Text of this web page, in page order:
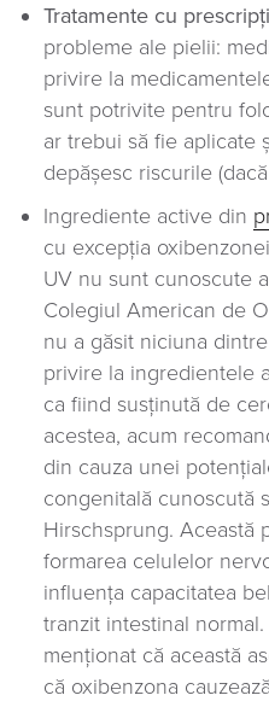
Tratamente cu
probleme ale pielii:
privire la
sunt potrivite pentru
ar trebui să fie aplicate
depășesc riscurile
Ingrediente active din
cu excepția
UV nu sunt cunoscute
Colegiul American de
nu a găsit niciuna
privire la ingredientele
ca fiind susținută de
acestea, acum
din cauza unei
congenitală cunoscută
Hirschsprung. Această
formarea celulelor
influența capacitatea
tranzit intestinal
menționat că această
că oxibenzona